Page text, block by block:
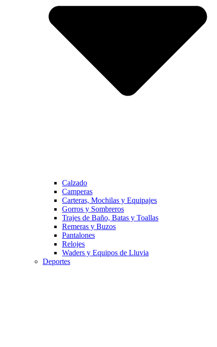
Calzado
Camperas
Carteras, Mochilas y Equipajes
Gorros y Sombreros
Trajes de Baño, Batas y Toallas
Remeras y Buzos
Pantalones
Relojes
Waders y Equipos de Lluvia
Deportes